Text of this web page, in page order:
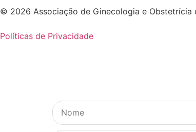
© 2026 Associação de Ginecologia e
Políticas de Privacidade